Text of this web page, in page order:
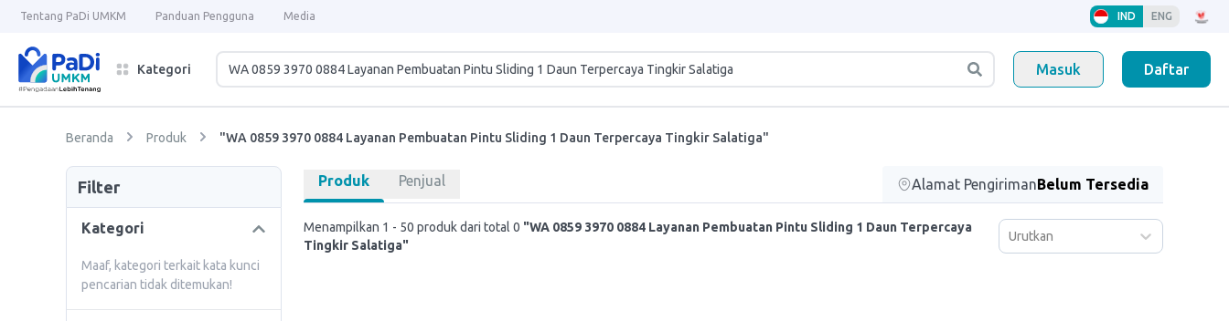
Tentang PaDi UMKM Panduan Pengguna Media IND ENG
Kategori Masuk Daftar
Beranda Produk "WA 0859 3970 0884 Layanan Pembuatan Pintu Sliding 1 Daun Terpercaya Tingkir Salatiga"
Filter
Kategori
Maaf, kategori terkait kata kunci
pencarian tidak ditemukan!
Produk Penjual Alamat PengirimanBelum Tersedia
Menampilkan 1 - 50 produk dari total 0 "WA 0859 3970 0884 Layanan Pembuatan Pintu Sliding 1 Daun Terpercaya
Tingkir Salatiga"
Urutkan